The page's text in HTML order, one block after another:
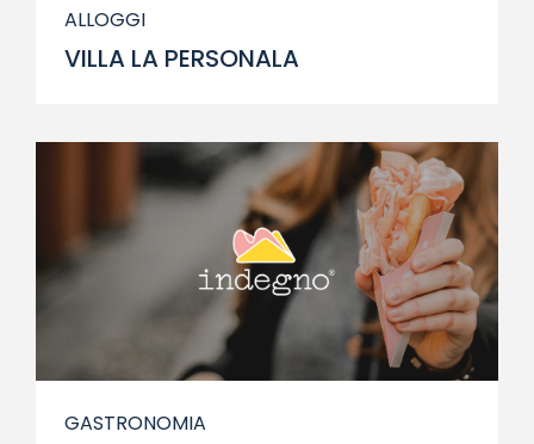
ALLOGGI
VILLA LA PERSONALA
GASTRONOMIA